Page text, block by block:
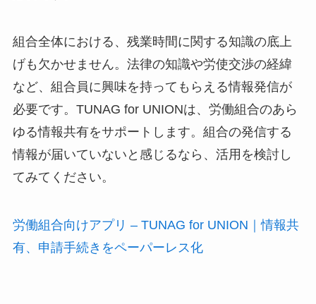
組合全体における、残業時間に関する知識の底上
げも欠かせません。法律の知識や労使交渉の経緯
など、組合員に興味を持ってもらえる情報発信が
必要です。TUNAG for UNIONは、労働組合のあら
ゆる情報共有をサポートします。組合の発信する
情報が届いていないと感じるなら、活用を検討し
てみてください。
労働組合向けアプリ – TUNAG for UNION｜情報共
有、申請手続きをペーパーレス化